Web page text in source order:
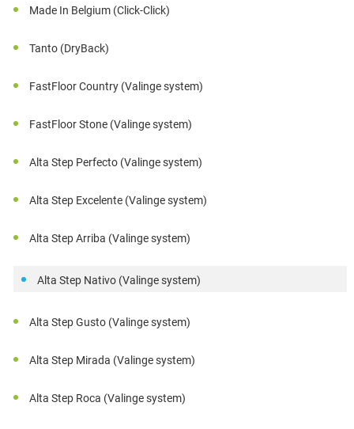
Made In Belgium (Click-Click)
Tanto (DryBack)
FastFloor Country (Valinge system)
FastFloor Stone (Valinge system)
Alta Step Perfecto (Valinge system)
Alta Step Excelente (Valinge system)
Alta Step Arriba (Valinge system)
Alta Step Nativo (Valinge system)
Alta Step Gusto (Valinge system)
Alta Step Mirada (Valinge system)
Alta Step Roca (Valinge system)